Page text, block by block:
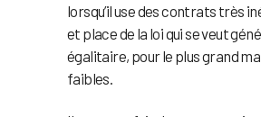
lorsqu’il use des contrats très
et place de la loi qui se veut
égalitaire, pour le plus grand
faibles.